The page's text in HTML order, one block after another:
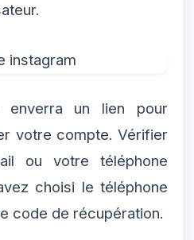
enverra un lien pour
votre compte. Vérifier
ou votre téléphone
choisi le téléphone
code de récupération.